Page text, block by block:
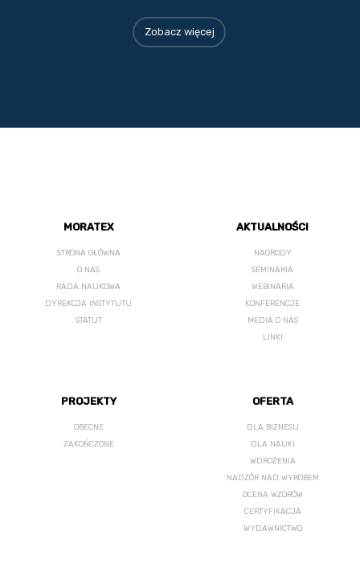
Zobacz więcej
MORATEX
STRONA GŁÓWNA
O NAS
RADA NAUKOWA
DYREKCJA INSTYTUTU
STATUT
AKTUALNOŚCI
NAGRODY
SEMINARIA
WEBINARIA
KONFERENCJE
MEDIA O NAS
LINKI
PROJEKTY
OBECNE
ZAKOŃCZONE
OFERTA
DLA BIZNESU
DLA NAUKI
WDROŻENIA
NADZÓR NAD WYROBEM
OCENA WZORÓW
CERTYFIKACJA
WYDAWNICTWO